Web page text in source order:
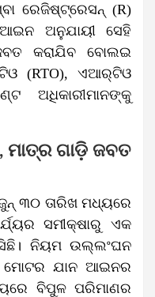
ରେଜିଷ୍ଟ୍ରେସନ୍‌ (R)
ଅନୁଯାୟୀ ସେହି
କରାଯିବ ବୋଲଇ
(RTO), ଏଆର୍‌ଟିଓ
ଅଧିକାରୀମାନଙ୍କୁ
ମାତ୍ର ଗାଡ଼ି ଜବତ
୩୦ ତାରିଖ ମଧ୍ୟରେ
ସମୀକ୍ଷାରୁ ଏକ
ନିୟମ ଉଲ୍ଲଂଘନ
ମୋଟର ଯାନ ଆଇନର
ବିପୁଳ ପରିମାଣର